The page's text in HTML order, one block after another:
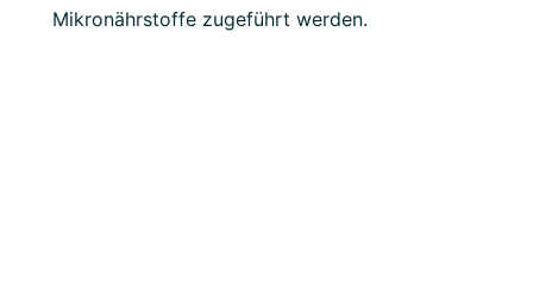
Mikronährstoffe zugeführt werden.